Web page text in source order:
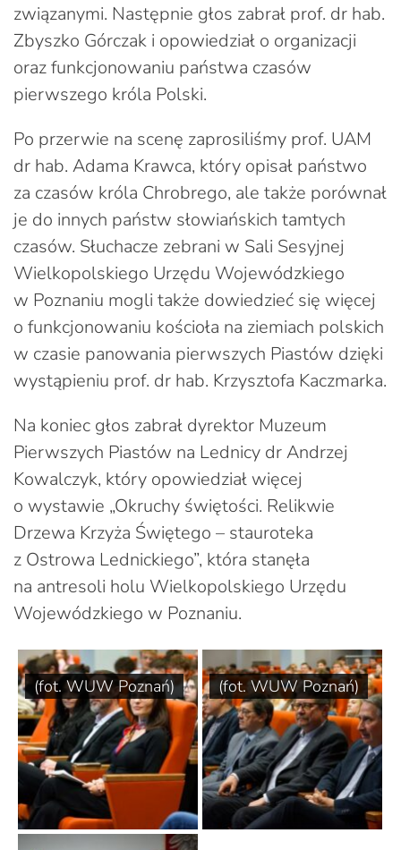
związanymi. Następnie głos zabrał prof. dr hab.
Zbyszko Górczak i opowiedział o organizacji
oraz funkcjonowaniu państwa czasów
pierwszego króla Polski.
Po przerwie na scenę zaprosiliśmy prof. UAM
dr hab. Adama Krawca, który opisał państwo
za czasów króla Chrobrego, ale także porównał
je do innych państw słowiańskich tamtych
czasów. Słuchacze zebrani w Sali Sesyjnej
Wielkopolskiego Urzędu Wojewódzkiego
w Poznaniu mogli także dowiedzieć się więcej
o funkcjonowaniu kościoła na ziemiach polskich
w czasie panowania pierwszych Piastów dzięki
wystąpieniu prof. dr hab. Krzysztofa Kaczmarka.
Na koniec głos zabrał dyrektor Muzeum
Pierwszych Piastów na Lednicy dr Andrzej
Kowalczyk, który opowiedział więcej
o wystawie „Okruchy świętości. Relikwie
Drzewa Krzyża Świętego – stauroteka
z Ostrowa Lednickiego”, która stanęła
na antresoli holu Wielkopolskiego Urzędu
Wojewódzkiego w Poznaniu.
(fot. WUW Poznań) (fot. WUW Poznań)